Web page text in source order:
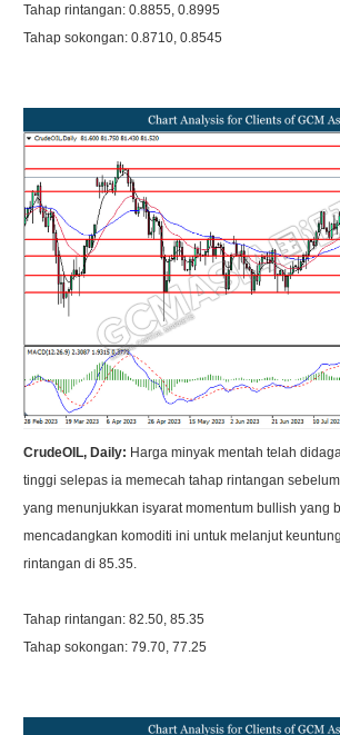
Tahap rintangan: 0.8855, 0.8995
Tahap sokongan: 0.8710, 0.8545
CrudeOIL, Daily: Harga minyak mentah telah
tinggi selepas ia memecah tahap rintangan
yang menunjukkan isyarat momentum bullish yang
mencadangkan komoditi ini untuk melanjut
rintangan di 85.35.
Tahap rintangan: 82.50, 85.35
Tahap sokongan: 79.70, 77.25